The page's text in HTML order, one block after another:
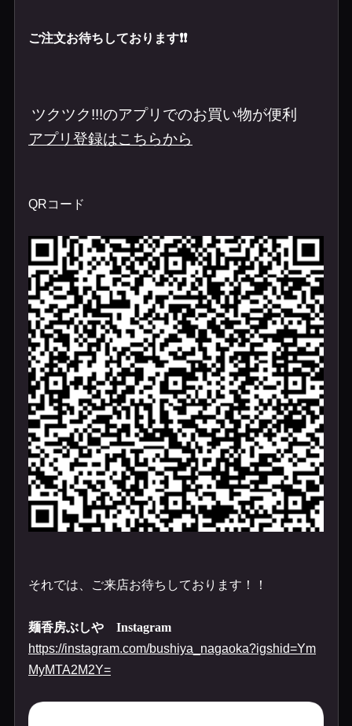
ご注文お待ちしております❗️❗️
ツクツク!!!のアプリでのお買い物が便利
アプリ登録はこちらから
QRコード
それでは、ご来店お待ちしております！！
麺香房ぶしや Instagram
https://instagram.com/bushiya_nagaoka?igshid=Ym
MyMTA2M2Y=